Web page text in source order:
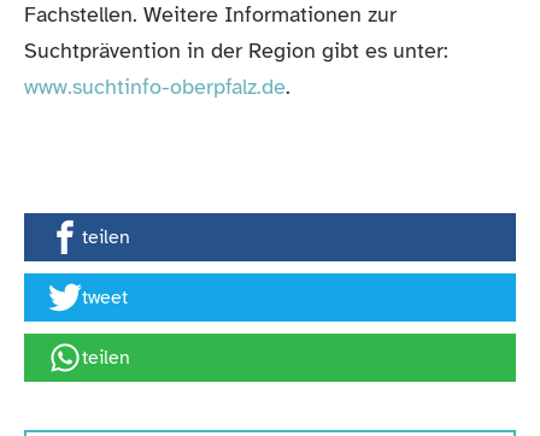
Fachstellen. Weitere Informationen zur
Suchtprävention in der Region gibt es unter:
www.suchtinfo-oberpfalz.de.
teilen
tweet
teilen